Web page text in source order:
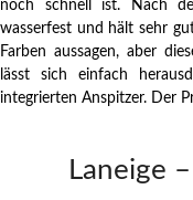
noch schnell ist. Nach
wasserfest und hält sehr
Farben aussagen, aber
lässt sich einfach
integrierten Anspitzer. Der
Laneige